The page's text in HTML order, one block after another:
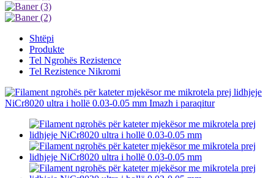
Shtëpi
Produkte
Tel Ngrohës Rezistence
Tel Rezistence Nikromi